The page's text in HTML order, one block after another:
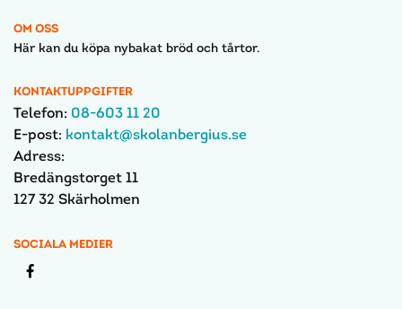
OM OSS
Här kan du köpa nybakat bröd och tårtor.
KONTAKTUPPGIFTER
Telefon: 08-603 11 20
E-post: kontakt@skolanbergius.se
Adress:
Bredängstorget 11
127 32 Skärholmen
SOCIALA MEDIER